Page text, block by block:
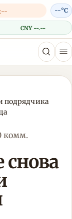
CNY --.--
--°C
подрядчика
комм.
снова